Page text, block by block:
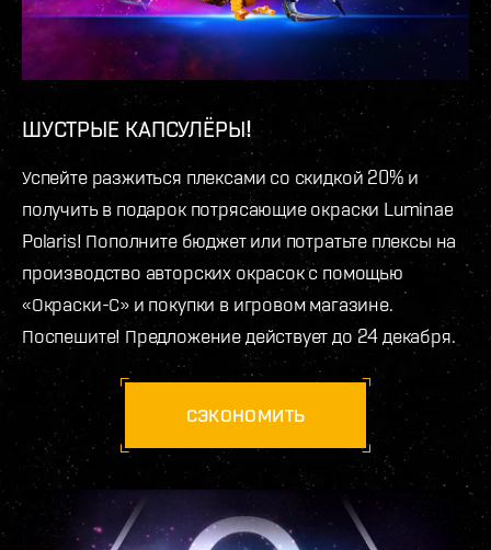
ШУСТРЫЕ КАПСУЛЁРЫ!
Успейте разжиться плексами со скидкой 20% и
получить в подарок потрясающие окраски Luminae
Polaris! Пополните бюджет или потратьте плексы на
производство авторских окрасок с помощью
«Окраски-С» и покупки в игровом магазине.
Поспешите! Предложение действует до 24 декабря.
СЭКОНОМИТЬ